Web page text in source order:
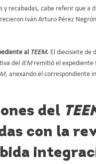
y recabadas, cabe referir que a
Iván Arturo Pérez
al TEEM. El diecisiete de
del IEM remitió el expediente
, anexando el correspondiente
del
con la